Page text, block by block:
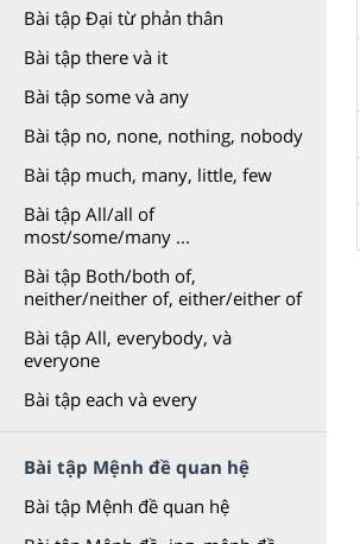
Bài tập Đại từ phản thân
Bài tập there và it
Bài tập some và any
Bài tập no, none, nothing, nobody
Bài tập much, many, little, few
Bài tập All/all of
most/some/many ...
Bài tập Both/both of,
neither/neither of, either/either of
Bài tập All, everybody, và
everyone
Bài tập each và every
Bài tập Mệnh đề quan hệ
Bài tập Mệnh đề quan hệ